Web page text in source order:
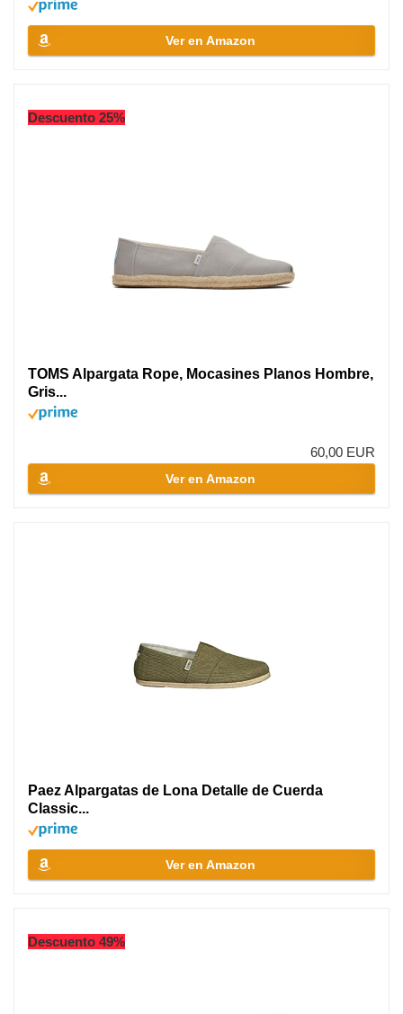
Ver en Amazon
Descuento 25%
TOMS Alpargata Rope, Mocasines Planos Hombre,
Gris...
60,00 EUR
Ver en Amazon
Paez Alpargatas de Lona Detalle de Cuerda
Classic...
Ver en Amazon
Descuento 49%